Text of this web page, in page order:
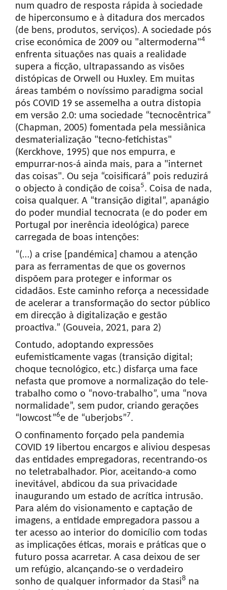
num quadro de resposta rápida à sociedade
de hiperconsumo e à ditadura dos mercados
(de bens, produtos, serviços). A sociedade pós
crise económica de 2009 ou "altermoderna"4
enfrenta situações nas quais a realidade
supera a ficção, ultrapassando as visões
distópicas de Orwell ou Huxley. Em muitas
áreas também o novíssimo paradigma social
pós COVID 19 se assemelha a outra distopia
em versão 2.0: uma sociedade “tecnocêntrica”
(Chapman, 2005) fomentada pela messiânica
desmaterialização "tecno-fetichistas"
(Kerckhove, 1995) que nos empurra, e
empurrar-nos-á ainda mais, para a "internet
das coisas". Ou seja “coisificará” pois reduzirá
o objecto à condição de coisa5. Coisa de nada,
coisa qualquer. A “transição digital”, apanágio
do poder mundial tecnocrata (e do poder em
Portugal por inerência ideológica) parece
carregada de boas intenções:
“(…) a crise [pandémica] chamou a atenção
para as ferramentas de que os governos
dispõem para proteger e informar os
cidadãos. Este caminho reforça a necessidade
de acelerar a transformação do sector público
em direcção à digitalização e gestão
proactiva.” (Gouveia, 2021, para 2)
Contudo, adoptando expressões
eufemisticamente vagas (transição digital;
choque tecnológico, etc.) disfarça uma face
nefasta que promove a normalização do tele-
trabalho como o “novo-trabalho”, uma “nova
normalidade”, sem pudor, criando gerações
“lowcost”6e de “uberjobs”7.
O confinamento forçado pela pandemia
COVID 19 libertou encargos e aliviou despesas
das entidades empregadoras, recentrando-os
no teletrabalhador. Pior, aceitando-a como
inevitável, abdicou da sua privacidade
inaugurando um estado de acrítica intrusão.
Para além do visionamento e captação de
imagens, a entidade empregadora passou a
ter acesso ao interior do domicílio com todas
as implicações éticas, morais e práticas que o
futuro possa acarretar. A casa deixou de ser
um refúgio, alcançando-se o verdadeiro
sonho de qualquer informador da Stasi8 na